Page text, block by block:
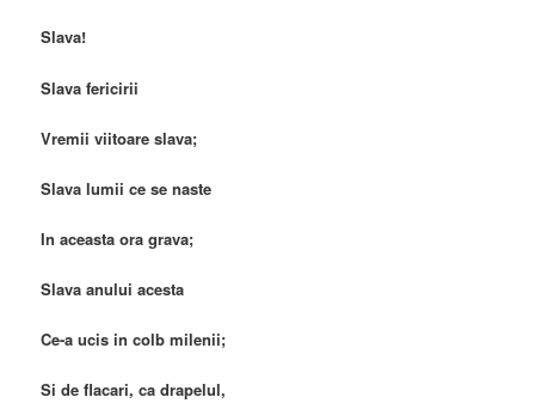
Slava!
Slava fericirii
Vremii viitoare slava;
Slava lumii ce se naste
In aceasta ora grava;
Slava anului acesta
Ce-a ucis in colb milenii;
Si de flacari, ca drapelul,